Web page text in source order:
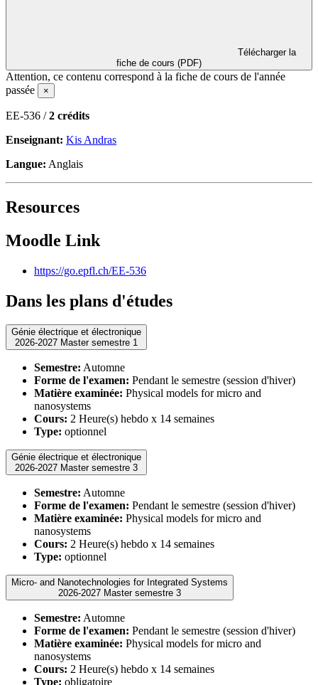
fiche de cours (PDF)
Attention, ce contenu correspond à la fiche de cours de l'année
passée
×
EE-536 /2 crédits
Enseignant: Kis Andras
Langue: Anglais
Resources
Moodle Link
https://go.epfl.ch/EE-536
Dans les plans d'études
Génie électrique et électronique
2026-2027 Master semestre 1
Semestre: Automne
Forme de l'examen: Pendant le semestre (session d'hiver)
Matière examinée: Physical models for micro and
nanosystems
Cours: 2 Heure(s) hebdo x 14 semaines
Type: optionnel
Génie électrique et électronique
2026-2027 Master semestre 3
Semestre: Automne
Forme de l'examen: Pendant le semestre (session d'hiver)
Matière examinée: Physical models for micro and
nanosystems
Cours: 2 Heure(s) hebdo x 14 semaines
Type: optionnel
Micro- and Nanotechnologies for Integrated Systems
2026-2027 Master semestre 3
Semestre: Automne
Forme de l'examen: Pendant le semestre (session d'hiver)
Matière examinée: Physical models for micro and
nanosystems
Cours: 2 Heure(s) hebdo x 14 semaines
Type: obligatoire